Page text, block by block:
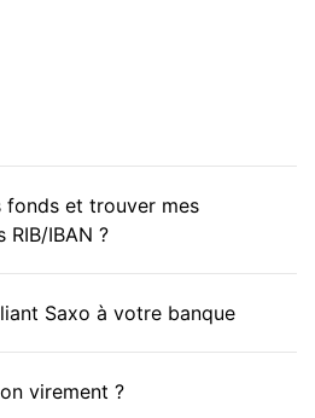
fonds et trouver mes
RIB/IBAN ?
Saxo à votre banque
virement ?